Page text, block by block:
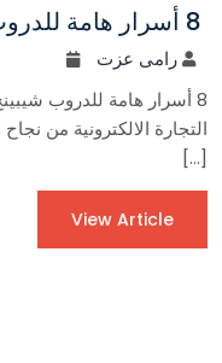
8 أسرار هامة للدروب شيبينج
رامى عزت
8 أسرار هامة للدروب
التجارة الالكترونية من
[…]
View Article